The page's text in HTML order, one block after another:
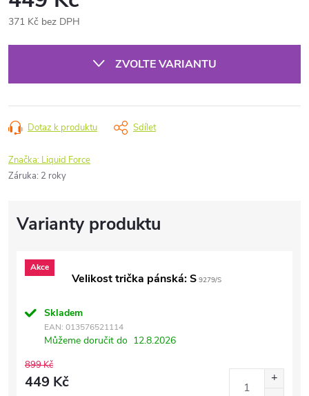
371 Kč bez DPH
ZVOLTE VARIANTU
Dotaz k produktu Sdílet
Značka: Liquid Force
Záruka: 2 roky
Akce
Velikost trička pánská: S 9279/S
Skladem
EAN: 013576521114
Můžeme doručit do 12.8.2026
899 Kč
449 Kč